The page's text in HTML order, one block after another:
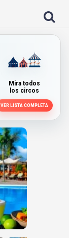
Mira todos
los circos
VER LISTA COMPLETA